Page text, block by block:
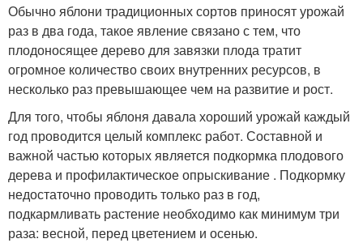
Обычно яблони традиционных сортов приносят урожай
раз в два года, такое явление связано с тем, что
плодоносящее дерево для завязки плода тратит
огромное количество своих внутренних ресурсов, в
несколько раз превышающее чем на развитие и рост.
Для того, чтобы яблоня давала хороший урожай каждый
год проводится целый комплекс работ. Составной и
важной частью которых является подкормка плодового
дерева и профилактическое опрыскивание . Подкормку
недостаточно проводить только раз в год,
подкармливать растение необходимо как минимум три
раза: весной, перед цветением и осенью.